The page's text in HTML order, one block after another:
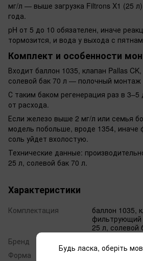
мг/л — выше загрузка Filtrons X1 (25
года.
pH от 5 до 10 обязателен, иначе
тормозится, и вода у выхода с
Комплект и особенности
Входит баллон 1035, клапан Pallas
солевой бак 70 л — полочный монтаж
С таким баком регенерация раз в
от расхода.
Если железо выше 2 мг/л или семья
модель побольше, вроде 1354, иначе
соль уйдет вхолостую.
Технические данные:
25 л, солевой бак 70 л.
Характеристики
Комплектация
баллон 1035,
фильтрующий
25 л, солевой
Бренд
Форма
1035
Будь ласка, оберіть